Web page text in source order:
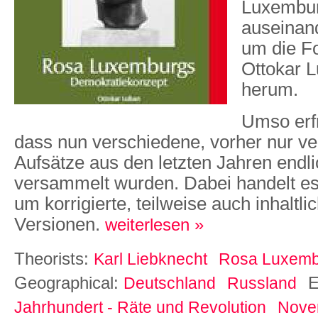
um die
Ottokar
herum.
Umso
dass nun verschiedene, vorher nur
Aufsätze aus den letzten Jahren
versammelt wurden. Dabei handelt
um korrigierte, teilweise auch
Versionen. weiterlesen »
Theorists: Karl Liebknecht Rosa
Geographical: Deutschland Russland
Jahrhundert - Räte und Revolution